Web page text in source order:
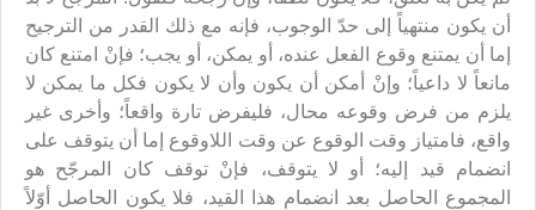
أن يكون منتهياً إلى حدّ الوجوب، فإنه مع ذلك القدر من الترجيح
إما أن يمتنع وقوع الفعل عنده، أو يمكن، أو يجب؛ فإنْ امتنع كان
مانعاً لا داعياً؛ وإنْ أمكن أن يكون وأن لا يكون فكل ما يمكن لا
يلزم من فرض وقوعه محال، فليفرض تارة واقعاً؛ وأخرى غير
واقع، فامتياز وقت الوقوع عن وقت اللاوقوع إما أن يتوقف على
انضمام قيد إليه؛ أو لا يتوقف، فإنْ توقف كان المرجّح هو
المجموع الحاصل بعد انضمام هذا القيد، فلا يكون الحاصل أوّلاً